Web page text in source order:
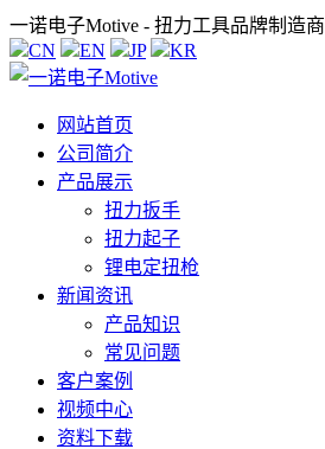
一诺电子Motive - 扭力工具品牌制造商
CN
EN JP KR
网站首页
公司简介
产品展示
扭力扳手
扭力起子
锂电定扭枪
新闻资讯
产品知识
常见问题
客户案例
视频中心
资料下载